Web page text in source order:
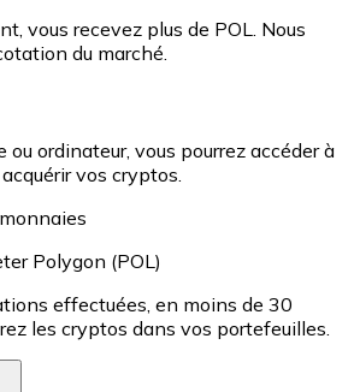
vous recevez plus de POL. Nous
du marché.
ordinateur, vous pourrez accéder à
vos cryptos.
Polygon (POL)
effectuées, en moins de 30
les cryptos dans vos portefeuilles.